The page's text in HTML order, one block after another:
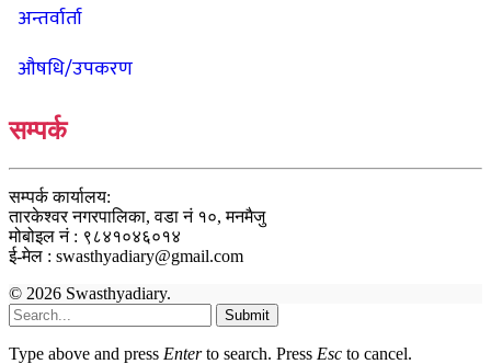
अन्तर्वार्ता
औषधि/उपकरण
सम्पर्क
सम्पर्क कार्यालय:
तारकेश्वर नगरपालिका, वडा नं १०, मनमैजु
मोबोइल नं : ९८४१०४६०१४
ई-मेल : swasthyadiary@gmail.com
© 2026 Swasthyadiary.
Submit
Type above and press Enterto search. Press Esc to cancel.